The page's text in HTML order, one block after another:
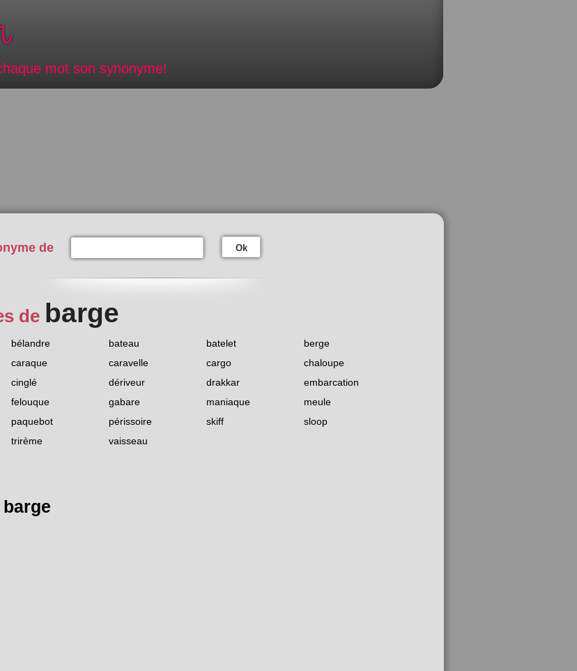
mot son synonyme!
de Ok
de barge
bélandre bateau batelet
berge
caraque caravelle cargo
chaloupe
cinglé dériveur drakkar
embarcation
felouque gabare maniaque
meule
paquebot périssoire skiff
sloop
trirème vaisseau
barge